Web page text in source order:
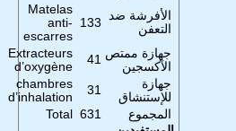
الأفرشة ضد
التعفن
133
Matelas
anti-
escarres
جهازة ممتص
الآكسجين
41
Extracteurs
d’oxygène
جهازة
للإستنشاق
31
chambres
d’inhalation
المجموع
631
Total